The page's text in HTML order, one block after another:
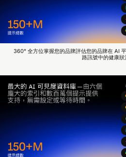
360° 全方位掌握您的品牌評估您的品牌在 AI
路訊號中的健康狀